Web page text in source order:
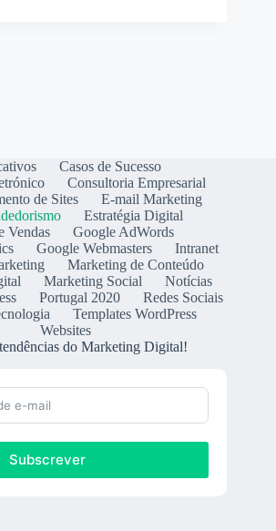
Casos de Sucesso
Consultoria Empresarial
de Sites
E-mail Marketing
Estratégia Digital
Vendas
Google AdWords
Google Webmasters
Intranet
Marketing de Conteúdo
Marketing Social
Notícias
Portugal 2020
Redes Sociais
Templates WordPress
Websites
do Marketing Digital!
Subscrever